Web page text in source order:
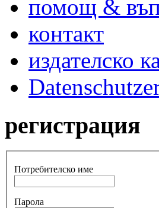
помощ &
контакт
издателско
регистрация
Потребителско име
Парола